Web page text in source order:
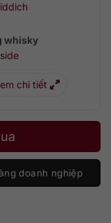
whisky
chi tiết
doanh nghiệp